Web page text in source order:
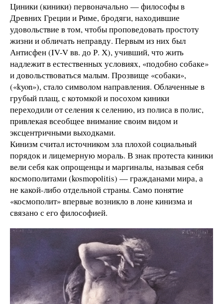
Циники (киники) первоначально — философы в
Древних Греции и Риме, бродяги, находившие
удовольствие в том, чтобы проповедовать простоту
жизни и обличать неправду. Первым из них был
Антисфен (IV-V вв. до Р. Х), учивший, что жить
надлежит в естественных условиях, «подобно собаке»
и довольствоваться малым. Прозвище «собаки»,
(«kyon»), стало символом направления. Облаченные в
грубый плащ, с котомкой и посохом киники
переходили от селения к селению, из полиса в полис,
привлекая всеобщее внимание своим видом и
эксцентричными выходками.
Кинизм считал источником зла плохой социальный
порядок и лицемерную мораль. В знак протеста киники
вели себя как опрощенцы и маргиналы, называя себя
космополитами (kosmopolitis) — гражданами мира, а
не какой-либо отдельной страны. Само понятие
«космополит» впервые возникло в лоне кинизма и
связано с его философией.